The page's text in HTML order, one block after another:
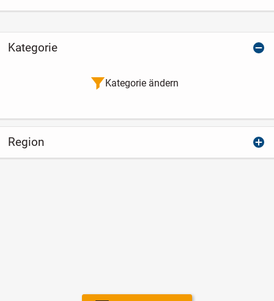
Kategorie
Kategorie ändern
Region